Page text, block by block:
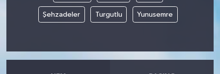
Şehzadeler Turgutlu Yunusemre